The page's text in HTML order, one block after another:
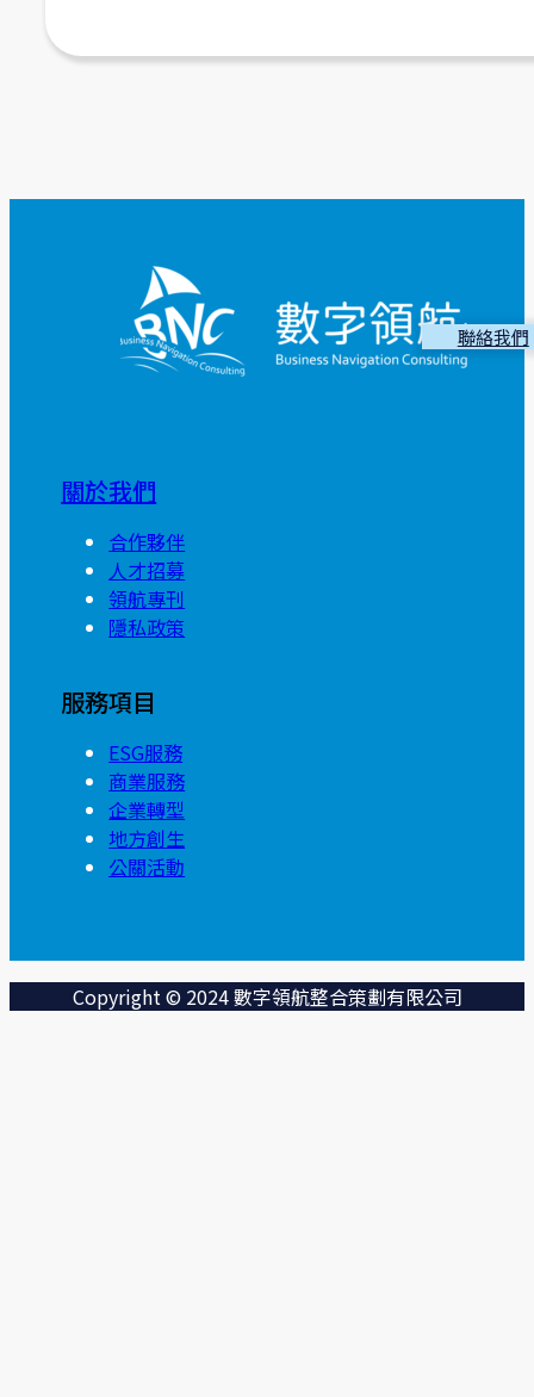
聯絡我們
關於我們
合作夥伴
人才招募
領航專刊
隱私政策
服務項目
ESG服務
商業服務
企業轉型
地方創生
公關活動
Copyright © 2024 數字領航整合策劃有限公司